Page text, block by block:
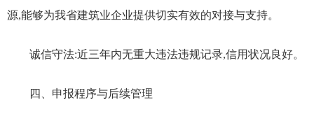
源,能够为我省建筑业企业提供切实有效的对接与支持。
诚信守法:近三年内无重大违法违规记录,信用状况良好。
四、申报程序与后续管理